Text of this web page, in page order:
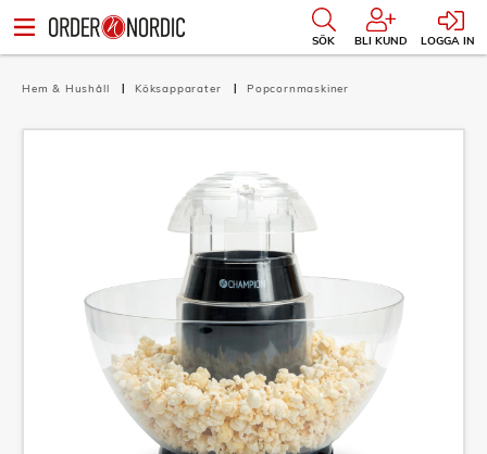
SÖK BLI KUND LOGGA IN
Hem & Hushåll Köksapparater Popcornmaskiner